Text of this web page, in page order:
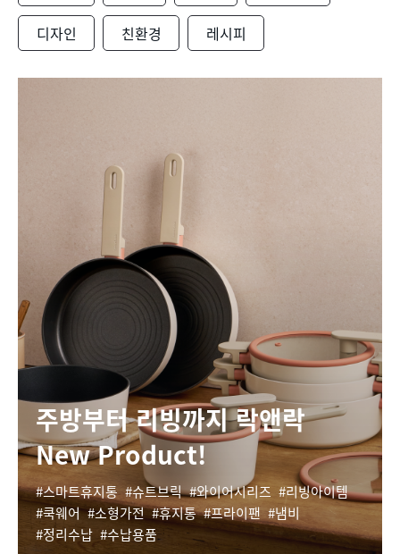
디자인 친환경 레시피
주방부터 리빙까지 락앤락
New Product!
스마트휴지통 슈트브릭 와이어시리즈
리빙아이템
쿡웨어
소형가전 휴지통 프라이팬
냄비
정리수납
수납용품